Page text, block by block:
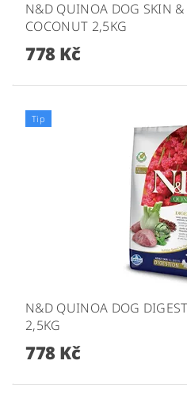
N&D QUINOA DOG SKIN
COCONUT 2,5KG
778 Kč
Tip
N&D QUINOA DOG
2,5KG
778 Kč